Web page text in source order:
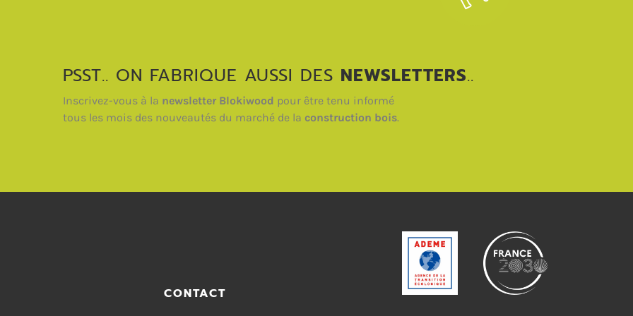
PSST.. ON FABRIQUE AUSSI DES NEWSLETTERS..
Inscrivez-vous à la newsletter Blokiwood pour être tenu informé
tous les mois des nouveautés du marché de la construction bois.
CONTACT